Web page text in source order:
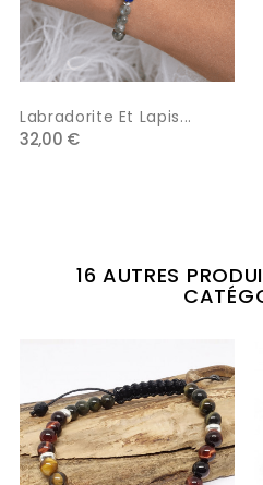
Labradorite Et Lapis...
32,00 €
16 AUTRES